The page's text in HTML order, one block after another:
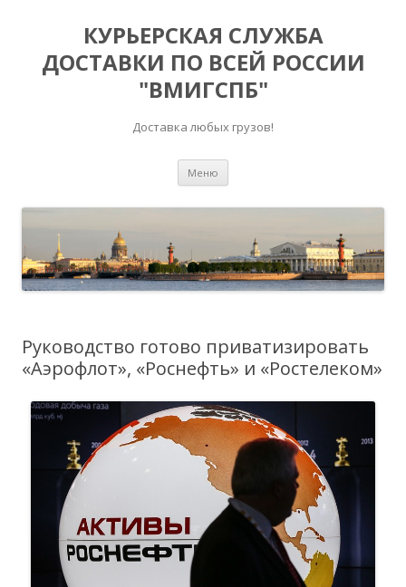
КУРЬЕРСКАЯ СЛУЖБА
ДОСТАВКИ ПО ВСЕЙ РОССИИ
"ВМИГСПБ"
Доставка любых грузов!
Меню
Руководство готово приватизировать
«Аэрофлот», «Роснефть» и «Ростелеком»